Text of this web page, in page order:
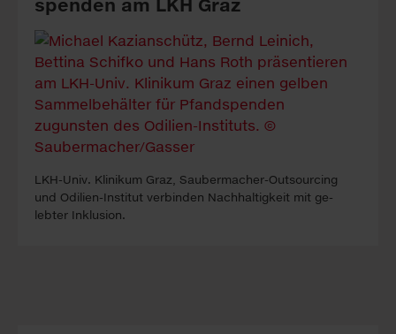
spen­den am LKH Graz
LKH-Univ. Kli­ni­kum Graz, Sauber­macher-Out­sour­cing
und Odilien-In­stitut ver­binden Nach­haltig­keit mit ge­
lebter In­klus­ion.